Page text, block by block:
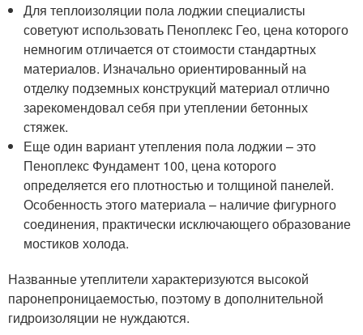
Для теплоизоляции пола лоджии специалисты
советуют использовать Пеноплекс Гео, цена которого
немногим отличается от стоимости стандартных
материалов. Изначально ориентированный на
отделку подземных конструкций материал отлично
зарекомендовал себя при утеплении бетонных
стяжек.
Еще один вариант утепления пола лоджии – это
Пеноплекс Фундамент 100, цена которого
определяется его плотностью и толщиной панелей.
Особенность этого материала – наличие фигурного
соединения, практически исключающего образование
мостиков холода.
Названные утеплители характеризуются высокой
паронепроницаемостью, поэтому в дополнительной
гидроизоляции не нуждаются.